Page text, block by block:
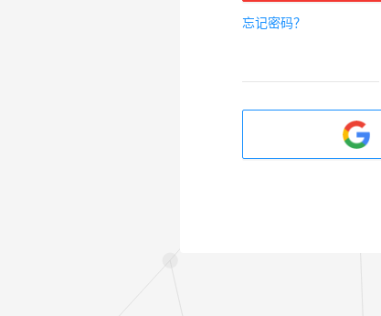
忘记密码？